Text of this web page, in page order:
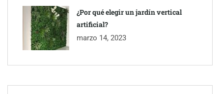
¿Por qué elegir un jardín vertical
artificial?
marzo 14, 2023